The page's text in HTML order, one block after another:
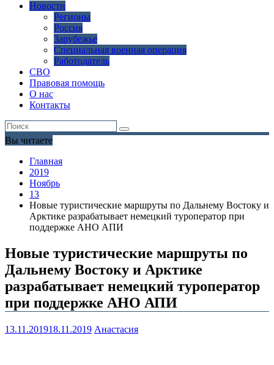
Новости
Регионы
Россия
Зарубежье
Специальная военная операция
Работодатель
СВО
Правовая помощь
О нас
Контакты
Вы читаете
Главная
2019
Ноябрь
13
Новые туристические маршруты по Дальнему Востоку и
Арктике разрабатывает немецкий туроператор при
поддержке АНО АПИ
Новые туристические маршруты по
Дальнему Востоку и Арктике
разрабатывает немецкий туроператор
при поддержке АНО АПИ
13.11.201918.11.2019 Анастасия